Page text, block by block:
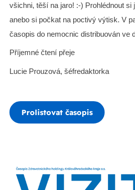
všichni, těší na jaro! :-) Prohlédnout si
anebo si počkat na poctivý výtisk. V
časopis do nemocnic distribuován ve
Příjemné čtení přeje
Lucie Prouzová, šéfredaktorka
Prolistovat časopis